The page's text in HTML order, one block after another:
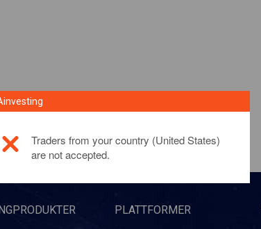
PLATTFORMER
Traders from your country (United States)
are not accepted.